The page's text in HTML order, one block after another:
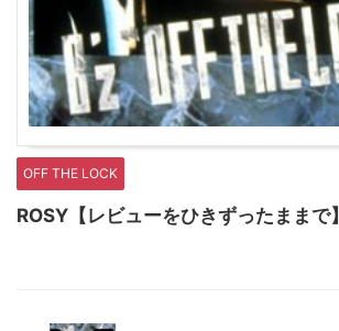
OFF THE LOCK
ROSY【レビューをひきずったままで】